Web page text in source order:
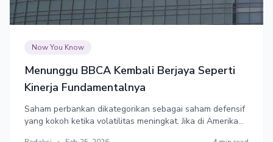
Now You Know
Menunggu BBCA Kembali Berjaya Seperti
Kinerja Fundamentalnya
Saham perbankan dikategorikan sebagai saham defensif
yang kokoh ketika volatilitas meningkat. Jika di Amerika